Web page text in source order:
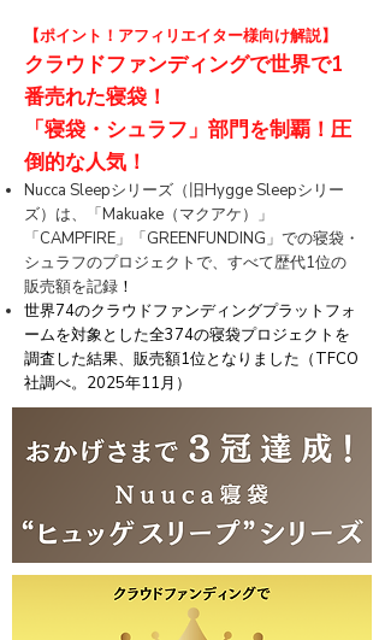
【ポイント！アフィリエイター様向け解説】
クラウドファンディングで世界で1
番売れた寝袋！
「寝袋・シュラフ」部門を制覇！圧
倒的な人気！
Nucca Sleepシリーズ（旧Hygge Sleepシリー
ズ）は、「Makuake（マクアケ）」
「CAMPFIRE」「GREENFUNDING」での寝袋・
シュラフのプロジェクトで、すべて歴代1位の
販売額を記録 ！
世界74のクラウドファンディングプラットフォ
ームを対象とした全374の寝袋プロジェクトを
調査した結果、販売額1位となりました（TFCO
社調べ。2025年11月）